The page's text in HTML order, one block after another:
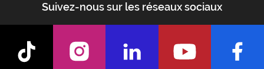
Suivez-nous sur les réseaux sociaux